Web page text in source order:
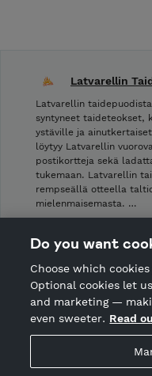
Hosted by
Holvi Payment Services
Latvarellin
Latvarellin
syntyneet taideteokset,
ystäville ja
löytyy Latvarellin
postikortteja sekä
tukemaan. Latvarellin
rempseällä otteella
mielenmaisemasta. …
Shop privacy policy
CANCEL ORDER
Do you want
Choose which
Optional cookies let
and marketing —
even sweeter. Read